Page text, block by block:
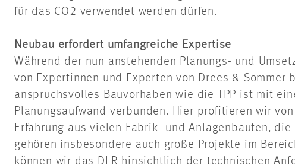
für das CO2 verwendet werden dürfen.
Neubau erfordert umfangreiche Expertise
Während der nun anstehenden Planungs- und
von Expertinnen und Experten von Drees & Sommer
anspruchsvolles Bauvorhaben wie die TPP ist mit
Planungsaufwand verbunden. Hier profitieren wir
Erfahrung aus vielen Fabrik- und Anlagenbauten,
gehören insbesondere auch große Projekte im
können wir das DLR hinsichtlich der technischen